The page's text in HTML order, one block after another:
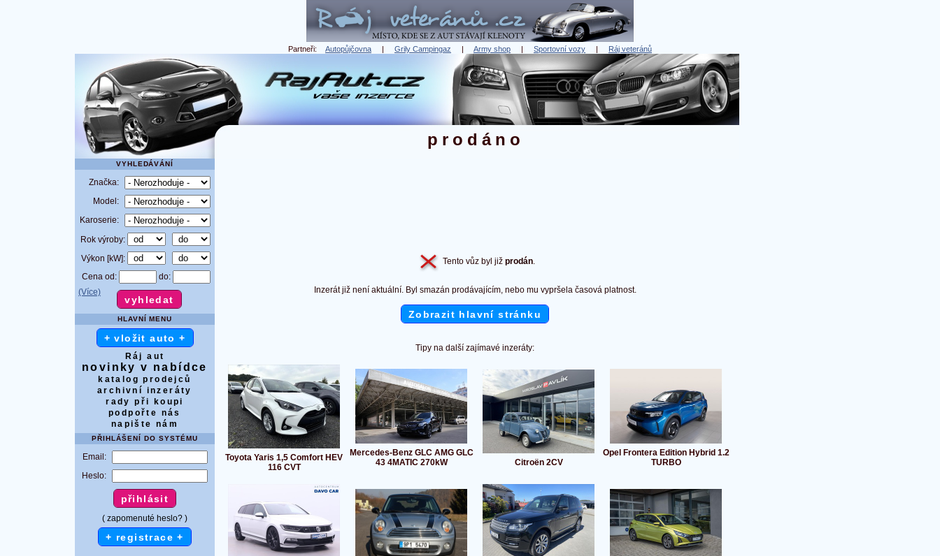
Partneři: Autopůjčovna | Grily Campingaz | Army shop | Sportovní vozy | Ráj veteránů
prodáno
VYHLEDÁVÁNÍ
Značka:
Model:
Karoserie:
Rok výroby:
Výkon [kW]:
Cena od:
do:
(Více)
HLAVNÍ MENU
+ vložit auto +
Ráj aut
novinky v nabídce
katalog prodejců
archivní inzeráty
rady při koupi
podpořte nás
napište nám
PŘIHLÁŠENÍ DO SYSTÉMU
Email:
Heslo:
( zapomenuté heslo? )
+ registrace +
Tento vůz byl již prodán.
Inzerát již není aktuální. Byl smazán prodávajícím, nebo mu vypršela časová platnost.
Zobrazit hlavní stránku
Tipy na další zajímavé inzeráty:
Toyota Yaris 1,5 Comfort HEV
116 CVT
Mercedes-Benz GLC AMG GLC
43 4MATIC 270kW
Citroën 2CV
Opel Frontera Edition Hybrid 1.2
TURBO